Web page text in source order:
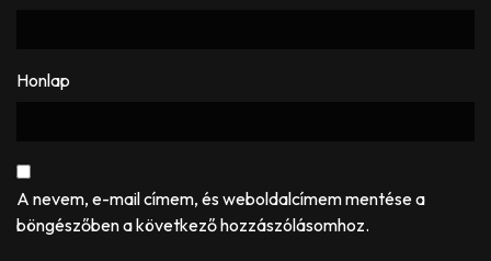
Honlap
A nevem, e-mail címem, és weboldalcímem mentése a
böngészőben a következő hozzászólásomhoz.